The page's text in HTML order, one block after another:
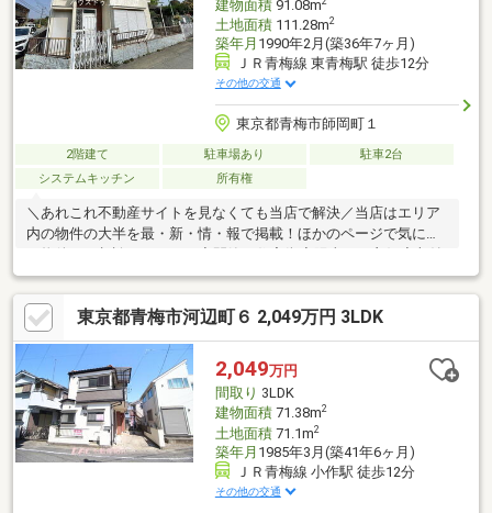
建物面積91.08m
土地面積111.28m2
築年月 1990年2月(築36年7ヶ月)
ＪＲ青梅線 東青梅駅 徒歩12分
その他の交通
東京都青梅市師岡町１
2階建て 駐車場あり
駐車2台
システムキッチン
所有権
＼あれこれ不動産サイトを見なくても当店で解決／当店はエリア
内の物件の大半を最・新・情・報で掲載！ほかのページで気にな
スペース豊富◆小学校まで徒歩約7分◆コンビニまで徒歩約7分◆
公園まで徒歩約1分
東京都青梅市河辺町６ 2,049万円 3LDK
2,049万円
間取り 3LDK
建物面積71.38m2
土地面積71.1m2
築年月 1985年3月(築41年6ヶ月)
ＪＲ青梅線 小作駅 徒歩12分
その他の交通